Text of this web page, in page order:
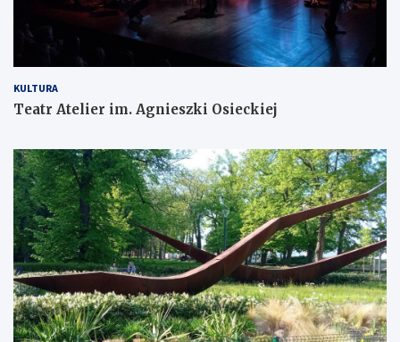
KULTURA
Teatr Atelier im. Agnieszki Osieckiej